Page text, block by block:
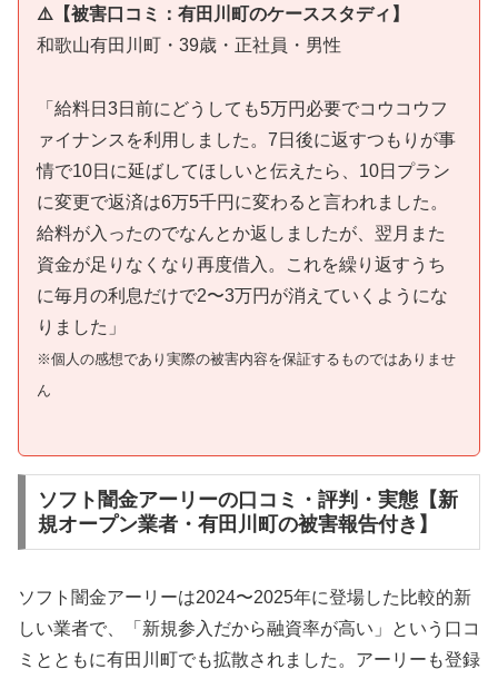
⚠️【被害口コミ：有田川町のケーススタディ】
和歌山有田川町・39歳・正社員・男性
「給料日3日前にどうしても5万円必要でコウコウフ
ァイナンスを利用しました。7日後に返すつもりが事
情で10日に延ばしてほしいと伝えたら、10日プラン
に変更で返済は6万5千円に変わると言われました。
給料が入ったのでなんとか返しましたが、翌月また
資金が足りなくなり再度借入。これを繰り返すうち
に毎月の利息だけで2〜3万円が消えていくようにな
りました」
※個人の感想であり実際の被害内容を保証するものではありませ
ん
ソフト闇金アーリーの口コミ・評判・実態【新
規オープン業者・有田川町の被害報告付き】
ソフト闇金アーリーは2024〜2025年に登場した比較的新
しい業者で、「新規参入だから融資率が高い」という口コ
ミとともに有田川町でも拡散されました。アーリーも登録